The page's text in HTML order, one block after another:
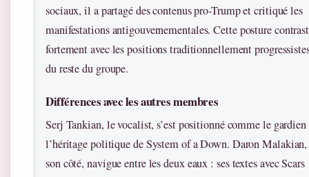
sociaux, il a partagé des contenus pro-Trump et critiqué les
manifestations antigouvernementales. Cette posture
fortement avec les positions traditionnellement
du reste du groupe.
Différences avec les autres membres
Serj Tankian, le vocalist, s’est positionné comme le gardien
l’héritage politique de System of a Down. Daron Malakian,
son côté, navigue entre les deux eaux : ses textes avec Scars